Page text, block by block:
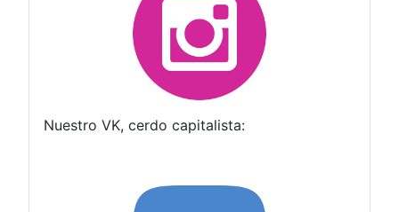
Nuestro VK, cerdo capitalista: